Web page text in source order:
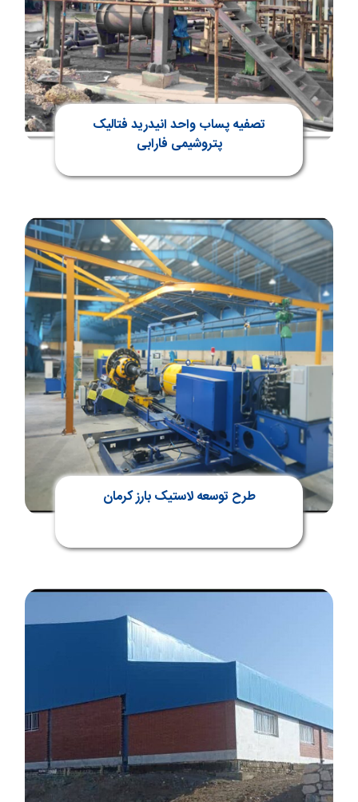
تصفیه پساب واحد انیدرید فتالیک
پتروشیمی فارابی
طرح توسعه لاستیک بارز کرمان